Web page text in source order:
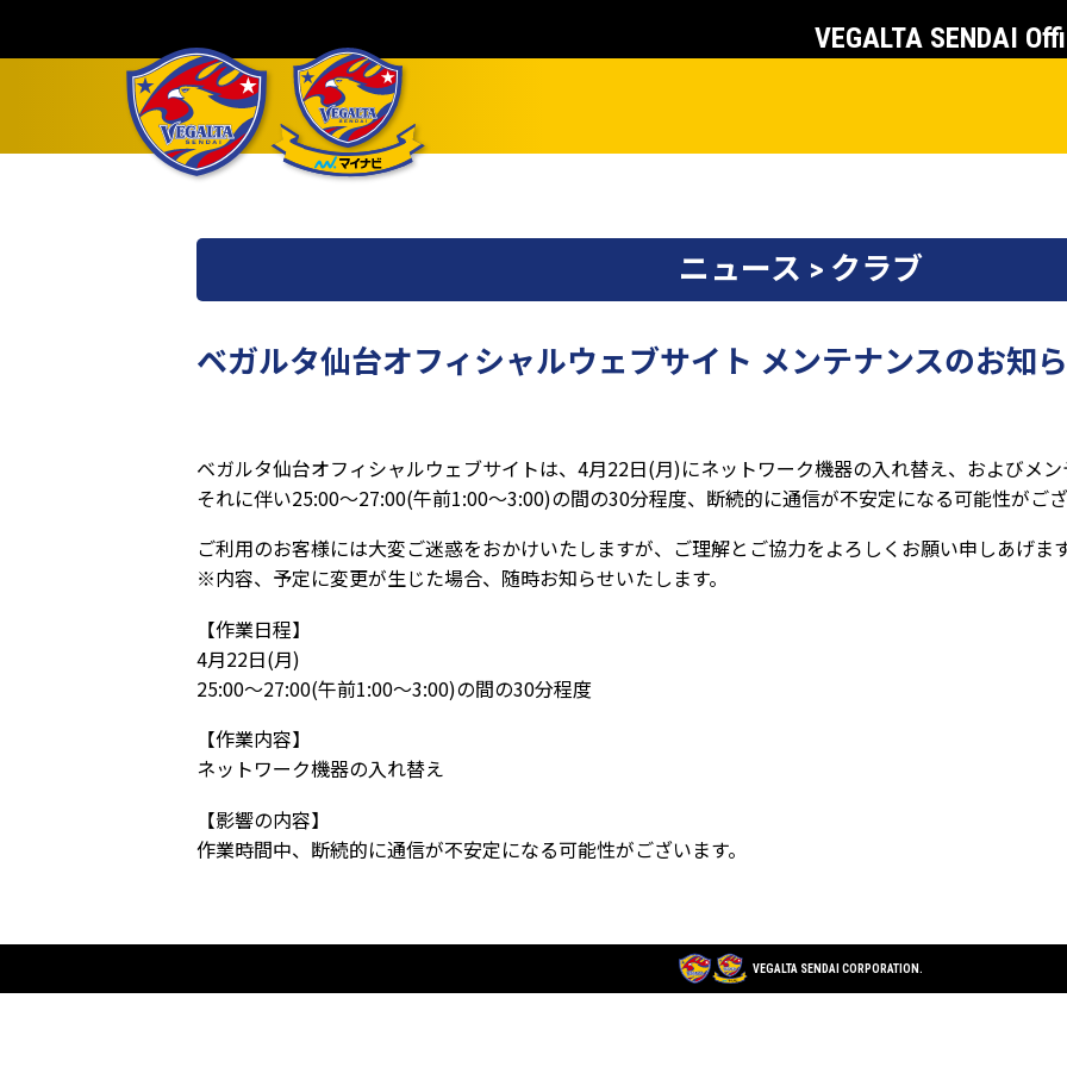
VEGALTA SENDAI
ニュース > クラブ
ベガルタ仙台オフィシャルウェブサイト メンテナンスのお知
ベガルタ仙台オフィシャルウェブサイトは、4月22日(月)にネットワーク機器の入れ替え、およびメ
それに伴い25:00～27:00(午前1:00～3:00)の間の30分程度、断続的に通信が不安定になる可能性がご
ご利用のお客様には大変ご迷惑をおかけいたしますが、ご理解とご協力をよろしくお願い申しあげま
※内容、予定に変更が生じた場合、随時お知らせいたします。
【作業日程】
4月22日(月)
25:00～27:00(午前1:00～3:00)の間の30分程度
【作業内容】
ネットワーク機器の入れ替え
【影響の内容】
作業時間中、断続的に通信が不安定になる可能性がございます。
VEGALTA SENDAI CORPORATION.